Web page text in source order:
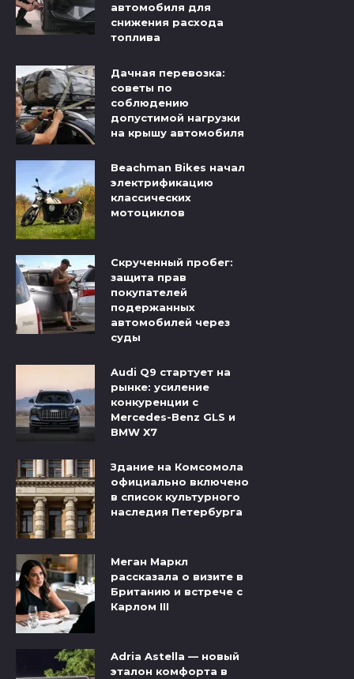
автомобиля для
снижения расхода
топлива
Дачная перевозка:
советы по
соблюдению
допустимой нагрузки
на крышу автомобиля
Beachman Bikes начал
электрификацию
классических
мотоциклов
Скрученный пробег:
защита прав
покупателей
подержанных
автомобилей через
суды
Audi Q9 стартует на
рынке: усиление
конкуренции с
Mercedes-Benz GLS и
BMW X7
Здание на Комсомола
официально включено
в список культурного
наследия Петербурга
Меган Маркл
рассказала о визите в
Британию и встрече с
Карлом III
Adria Astella — новый
эталон комфорта в